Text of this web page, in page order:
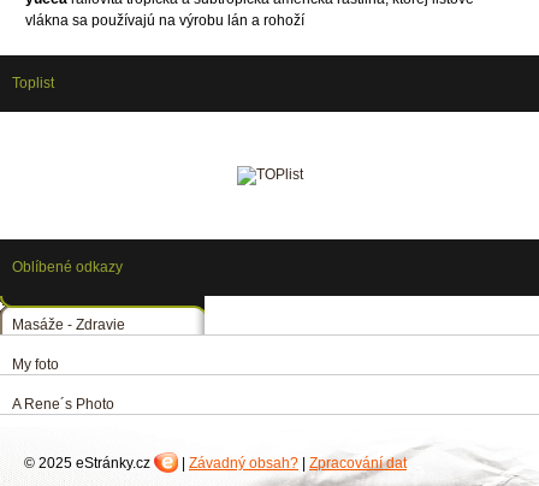
vlákna sa používajú na výrobu lán a rohoží
Toplist
Oblíbené odkazy
Masáže - Zdravie
My foto
A Rene´s Photo
© 2025 eStránky.cz Závadný obsah? Zpracování dat